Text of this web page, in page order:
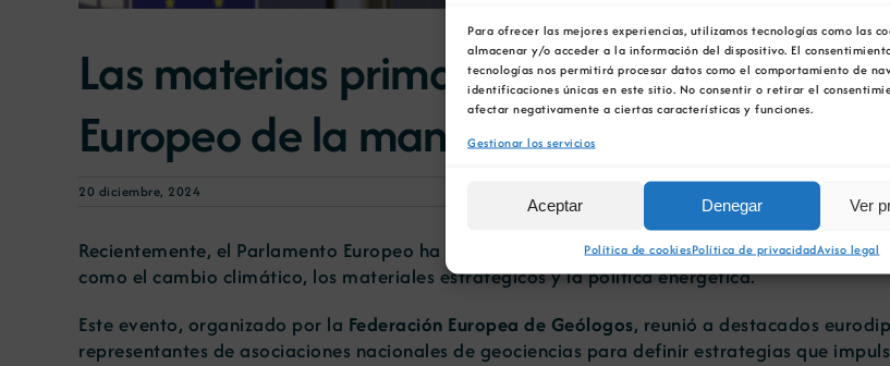
Para ofrecer las mejores experiencias, utilizamos tecnologías como las
almacenar y/o acceder a la información del dispositivo. El
tecnologías nos permitirá procesar datos como el comportamiento de
identificaciones únicas en este sitio. No consentir o retirar el
afectar negativamente a ciertas características y funciones.
Gestionar los servicios
Aceptar Denegar Ver
Política de cookiesPolítica de privacidadAviso legal
Las materias primas críticas,
Europeo de la mano del Colegio Oficial
20 diciembre, 2024
Recientemente, el Parlamento Europeo ha sido escenario de undiálogo estratégico de alto
como el cambio climático, los materiales estratégicos y la política energética.
Este evento, organizado por la Federación Europea de Geólogos, reunió a destacados
representantes de asociaciones nacionales de geociencias para definir estrategias que